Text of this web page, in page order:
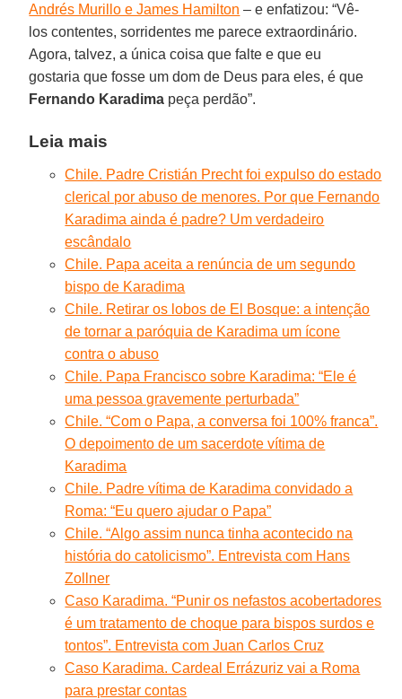
Andrés Murillo e James Hamilton – e enfatizou: “Vê-
los contentes, sorridentes me parece extraordinário.
Agora, talvez, a única coisa que falte e que eu
gostaria que fosse um dom de Deus para eles, é que
Fernando Karadima peça perdão”.
Leia mais
Chile. Padre Cristián Precht foi expulso do estado
clerical por abuso de menores. Por que Fernando
Karadima ainda é padre? Um verdadeiro
escândalo
Chile. Papa aceita a renúncia de um segundo
bispo de Karadima
Chile. Retirar os lobos de El Bosque: a intenção
de tornar a paróquia de Karadima um ícone
contra o abuso
Chile. Papa Francisco sobre Karadima: “Ele é
uma pessoa gravemente perturbada”
Chile. “Com o Papa, a conversa foi 100% franca”.
O depoimento de um sacerdote vítima de
Karadima
Chile. Padre vítima de Karadima convidado a
Roma: “Eu quero ajudar o Papa”
Chile. “Algo assim nunca tinha acontecido na
história do catolicismo”. Entrevista com Hans
Zollner
Caso Karadima. “Punir os nefastos acobertadores
é um tratamento de choque para bispos surdos e
tontos”. Entrevista com Juan Carlos Cruz
Caso Karadima. Cardeal Errázuriz vai a Roma
para prestar contas